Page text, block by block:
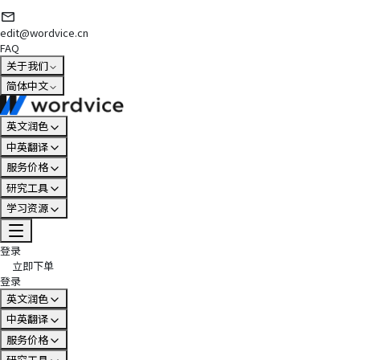
edit@wordvice.cn
FAQ
关于我们
简体中文
英文润色
中英翻译
服务价格
研究工具
学习资源
登录
立即下单
登录
英文润色
中英翻译
服务价格